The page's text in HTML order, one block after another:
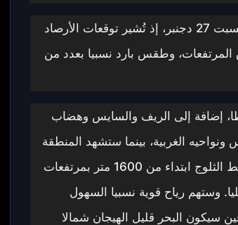
من المرتقب أن تتواصل الاضطرابات الجوية بالمملكة يوم غد السبت 27 دجنبر، إذ تُشير توقعات الأرصاد
وطقس بارد نسبيا بعدد من
إضافة إلى الريف والسايس وهضاب
الغربية، بينما ستشهد المنطقة
الشرقية وشمال الأقاليم الجنوبية زخات متفرقة. كما يُنتظر تساقط الثلوج ابتداء من 1600 متر بمرتفعات
وستهم رياح قوية نسبيا السهول
البحر قليل الهيجان شمالا